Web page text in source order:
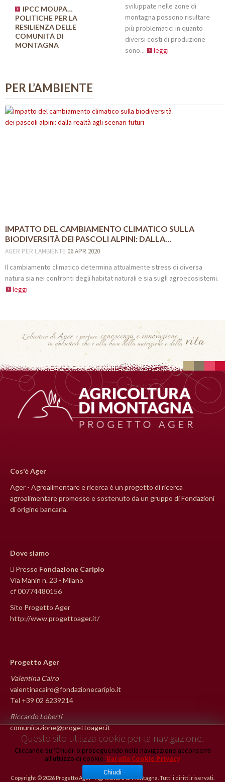
IPCC MOUPA…
POLITICHE PER LA
RESILIENZA DELLE
COMUNITÀ DI
MONTAGNA
sviluppate nelle zone di
montagna possono risultare
più problematici in quanto
diversi costi di produzione
sono...
leggi
PER L’AMBIENTE
IMPATTO DEL CAMBIAMENTO CLIMATICO SULLA
BIODIVERSITÀ DEI PASCOLI ALPINI: DALLA…
AGER PER L'AMBIENTE 06 APR 2020
Il cambiamento climatico determina attualmente stress di diversa
natura sia nei confronti degli habitat naturali e sia sugli agroecosistemi.
leggi
Questo sito utilizza cookie per la navigazione.
Cliccando su 'Chiudi' o proseguendo nella navigazione acconsenti
all'utilizzo di cookie. Vai alla Cookie Privacy
Chiudi
Cos'è Ager
Ager - Agroalimentare e ricerca è un progetto di ricerca
agroalimentare promosso e sostenuto da un gruppo di Fondazioni
di origine bancaria.
Dove siamo
Presso Fondazione Cariplo
Via Manin n. 23 - Milano
cf 00774480156
Sito Progetto Ager
http://www.progettoager.it/
Progetto Ager
Valentina Cairo
valentinacairo@fondazionecariplo.it
Tel +39 02 6239214
Riccardo Loberti
comunicazione@progettoager.it
Copyright © 2026 Progetto Ager - Agricoltura di Montagna. Tutti i diritti riservati.